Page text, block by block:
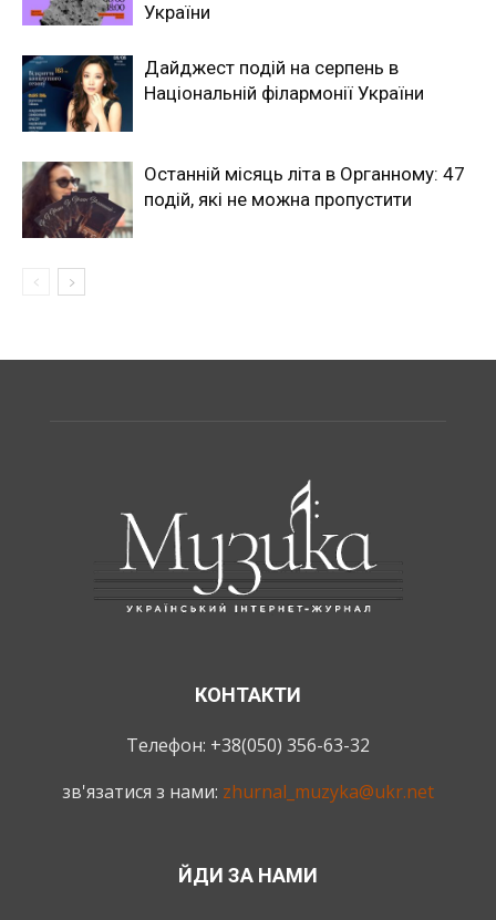
України
Дайджест подій на серпень в
Національній філармонії України
Останній місяць літа в Органному: 47
подій, які не можна пропустити
КОНТАКТИ
Телефон: +38(050) 356-63-32
зв'язатися з нами: zhurnal_muzyka@ukr.net
ЙДИ ЗА НАМИ